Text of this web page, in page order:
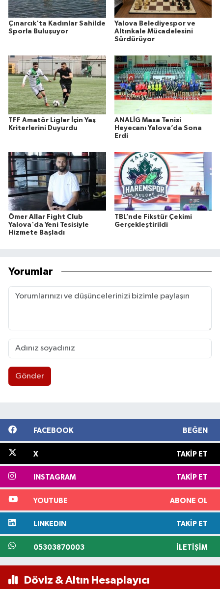
Çınarcık'ta Kadınlar Sahilde
Sporla Buluşuyor
Yalova Belediyespor ve
Altınkale Mücadelesini
Sürdürüyor
TFF Amatör Ligler İçin Yaş
Kriterlerini Duyurdu
ANALİG Masa Tenisi
Heyecanı Yalova’da Sona
Erdi
Ömer Allar Fight Club
Yalova'da Yeni Tesisiyle
Hizmete Başladı
TBL’nde Fikstür Çekimi
Gerçekleştirildi
Yorumlar
Gönder
FACEBOOK BEĞEN
X TAKIP ET
INSTAGRAM TAKIP ET
YOUTUBE ABONE OL
LINKEDIN TAKIP ET
05303870003 İLETIŞIM
Döviz & Altın Hesaplayıcı